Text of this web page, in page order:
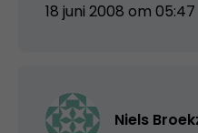
18 juni 2008 om 05:47
Niels